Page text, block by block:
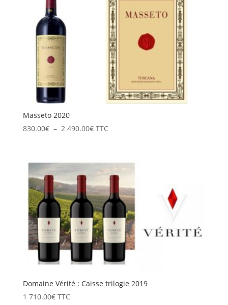
Masseto 2020
830.00€ – 2 490.00€Plage
830.00€
2
490.00€
TTC
Domaine Vérité : Caisse trilogie 2019
1 710.00€ TTC